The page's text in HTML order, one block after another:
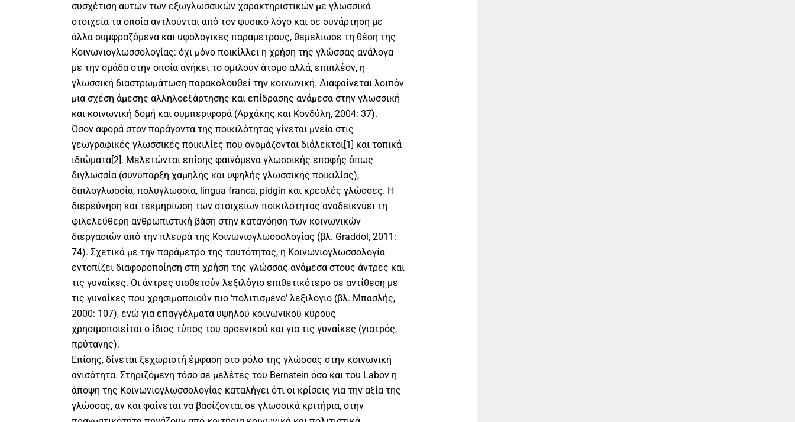
συσχέτιση αυτών των εξωγλωσσικών χαρακτηριστικών με γλωσσικά
στοιχεία τα οποία αντλούνται από τον φυσικό λόγο και σε συνάρτηση με
άλλα συμφραζόμενα και υφολογικές παραμέτρους, θεμελίωσε τη θέση της
Κοινωνιογλωσσολογίας: όχι μόνο ποικίλλει η χρήση της γλώσσας ανάλογα
με την ομάδα στην οποία ανήκει το ομιλούν άτομο αλλά, επιπλέον, η
γλωσσική διαστρωμάτωση παρακολουθεί την κοινωνική. Διαφαίνεται λοιπόν
μια σχέση άμεσης αλληλοεξάρτησης και επίδρασης ανάμεσα στην γλωσσική
και κοινωνική δομή και συμπεριφορά (Αρχάκης και Κονδύλη, 2004: 37).
Όσον αφορά στον παράγοντα της ποικιλότητας γίνεται μνεία στις
γεωγραφικές γλωσσικές ποικιλίες που ονομάζονται διάλεκτοι[1] και τοπικά
ιδιώματα[2]. Μελετώνται επίσης φαινόμενα γλωσσικής επαφής όπως
διγλωσσία (συνύπαρξη χαμηλής και υψηλής γλωσσικής ποικιλίας),
διπλογλωσσία, πολυγλωσσία, lingua franca, pidgin και κρεολές γλώσσες. Η
διερεύνηση και τεκμηρίωση των στοιχείων ποικιλότητας αναδεικνύει τη
φιλελεύθερη ανθρωπιστική βάση στην κατανόηση των κοινωνικών
διεργασιών από την πλευρά της Κοινωνιογλωσσολογίας (βλ. Graddol, 2011:
74). Σχετικά με την παράμετρο της ταυτότητας, η Κοινωνιογλωσσολογία
εντοπίζει διαφοροποίηση στη χρήση της γλώσσας ανάμεσα στους άντρες και
τις γυναίκες. Οι άντρες υιοθετούν λεξιλόγιο επιθετικότερο σε αντίθεση με
τις γυναίκες που χρησιμοποιούν πιο ‘πολιτισμένο’ λεξιλόγιο (βλ. Μπασλής,
2000: 107), ενώ για επαγγέλματα υψηλού κοινωνικού κύρους
χρησιμοποιείται ο ίδιος τύπος του αρσενικού και για τις γυναίκες (γιατρός,
πρύτανης).
Επίσης, δίνεται ξεχωριστή έμφαση στο ρόλο της γλώσσας στην κοινωνική
ανισότητα. Στηριζόμενη τόσο σε μελέτες του Bernstein όσο και του Labov η
άποψη της Κοινωνιογλωσσολογίας καταλήγει ότι οι κρίσεις για την αξία της
γλώσσας, αν και φαίνεται να βασίζονται σε γλωσσικά κριτήρια, στην